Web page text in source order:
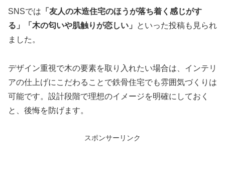
SNSでは 「友人の木造住宅のほうが落ち着く感じがす
る」「木の匂いや肌触りが恋しい」
といった投稿も見られ
ました。
デザイン重視で木の要素を取り入れたい場合は、インテリ
アの仕上げにこだわることで鉄骨住宅でも雰囲気づくりは
可能です。設計段階で理想のイメージを明確にしておく
と、後悔を防げます。
スポンサーリンク